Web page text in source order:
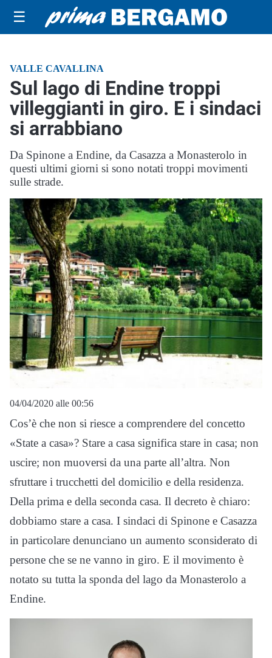
☰
VALLE CAVALLINA
Sul lago di Endine troppi
villeggianti in giro. E i sindaci
si arrabbiano
Da Spinone a Endine, da Casazza a Monasterolo in
questi ultimi giorni si sono notati troppi movimenti
sulle strade.
04/04/2020 alle 00:56
Cos’è che non si riesce a comprendere del concetto
«State a casa»? Stare a casa significa stare in casa; non
uscire; non muoversi da una parte all’altra. Non
sfruttare i trucchetti del domicilio e della residenza.
Della prima e della seconda casa. Il decreto è chiaro:
dobbiamo stare a casa. I sindaci di Spinone e Casazza
in particolare denunciano un aumento sconsiderato di
persone che se ne vanno in giro. E il movimento è
notato su tutta la sponda del lago da Monasterolo a
Endine.